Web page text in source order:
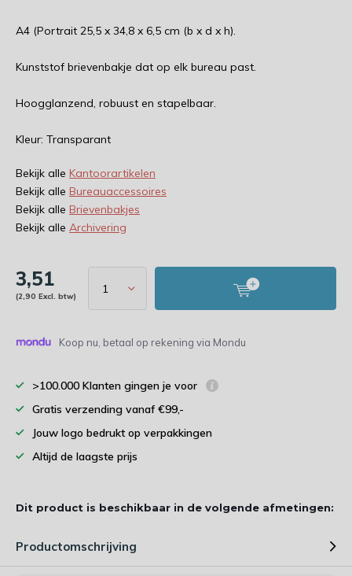
A4 (Portrait 25,5 x 34,8 x 6,5 cm (b x d x h).
Kunststof brievenbakje dat op elk bureau past.
Hoogglanzend, robuust en stapelbaar.
Kleur: Transparant
Bekijk alle Kantoorartikelen
Bekijk alle Bureauaccessoires
Bekijk alle Brievenbakjes
Bekijk alle Archivering
3,51
(2,90 Excl. btw)
Koop nu, betaal op rekening via Mondu
>100.000 Klanten gingen je voor
Gratis verzending vanaf €99,-
Jouw logo bedrukt op verpakkingen
Altijd de laagste prijs
Dit product is beschikbaar in de volgende afmetingen:
Productomschrijving